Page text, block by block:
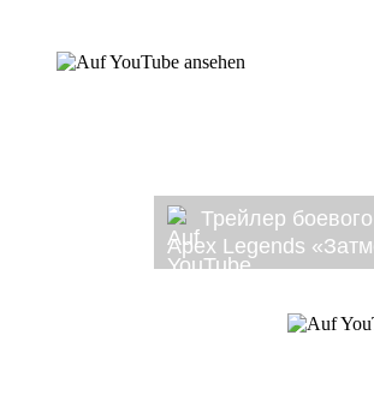
Трейлер
Apex Legends